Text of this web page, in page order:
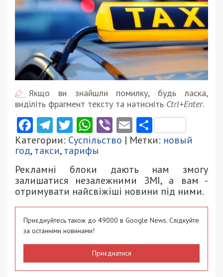
Якщо ви знайшли помилку, будь ласка,
виділіть фрагмент тексту та натисніть Ctrl+Enter.
Facebook
Telegram
Twitter
WhatsApp
ViberEmail
Категории: Суспільство | Метки: новый
год,такси,тарифы
Рекламні блоки дають нам змогу
залишатися незалежними ЗМІ, а вам -
отримувати найсвіжіші новини під ними.
Приєднуйтесь також до 49000 в Google News. Слідкуйте
за останніми новинами!
Приєднатися